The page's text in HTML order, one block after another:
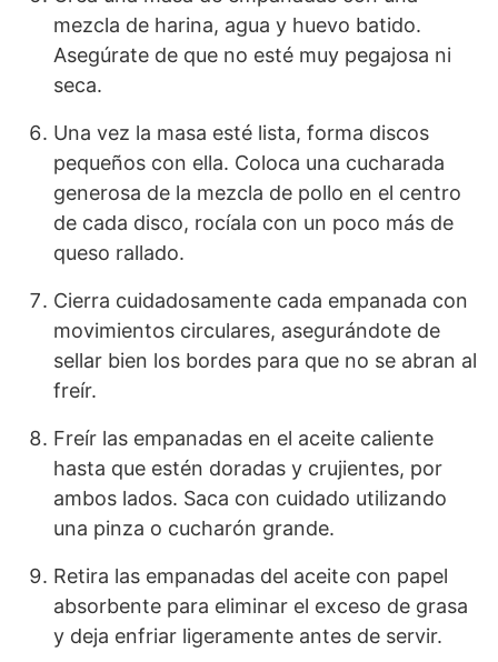
mezcla de harina, agua y huevo batido.
Asegúrate de que no esté muy pegajosa ni
seca.
Una vez la masa esté lista, forma discos
pequeños con ella. Coloca una cucharada
generosa de la mezcla de pollo en el centro
de cada disco, rocíala con un poco más de
queso rallado.
Cierra cuidadosamente cada empanada con
movimientos circulares, asegurándote de
sellar bien los bordes para que no se abran al
freír.
Freír las empanadas en el aceite caliente
hasta que estén doradas y crujientes, por
ambos lados. Saca con cuidado utilizando
una pinza o cucharón grande.
Retira las empanadas del aceite con papel
absorbente para eliminar el exceso de grasa
y deja enfriar ligeramente antes de servir.